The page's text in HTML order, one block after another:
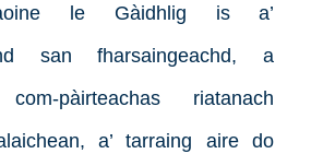
le Gàidhlig is a’
san fharsaingeachd, a
com-pàirteachas riatanach
a’ tarraing aire do